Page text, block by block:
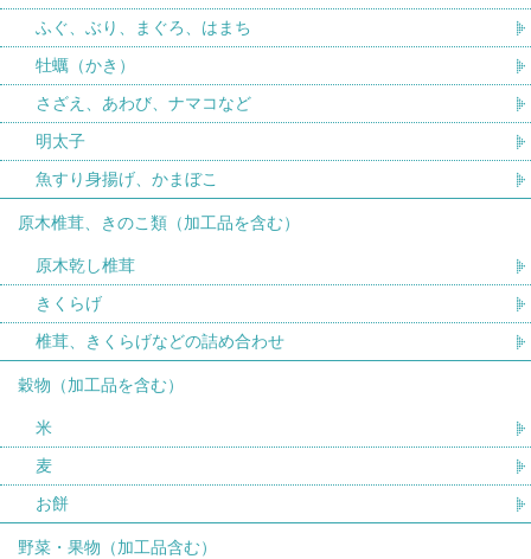
ふぐ、ぶり、まぐろ、はまち
牡蠣（かき）
さざえ、あわび、ナマコなど
明太子
魚すり身揚げ、かまぼこ
原木椎茸、きのこ類（加工品を含む）
原木乾し椎茸
きくらげ
椎茸、きくらげなどの詰め合わせ
穀物（加工品を含む）
米
麦
お餅
野菜・果物（加工品含む）